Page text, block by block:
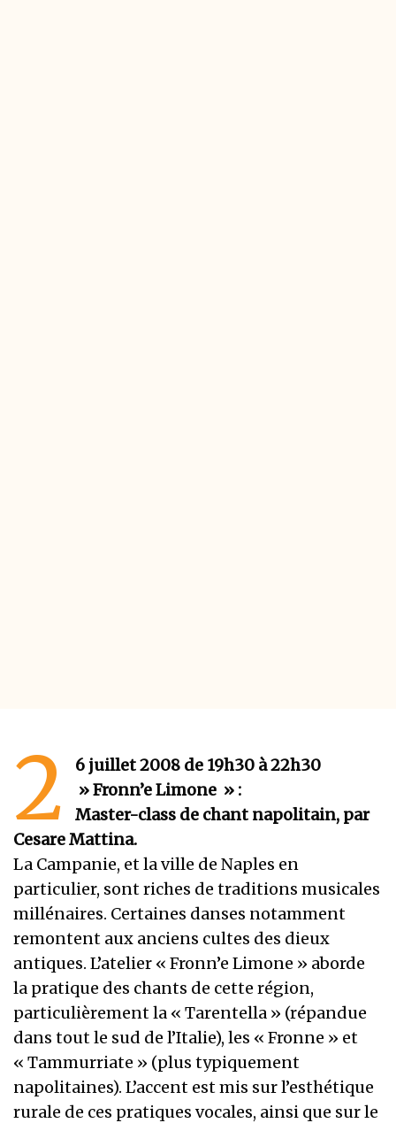
2
6 juillet 2008 de 19h30 à 22h30
» Fronn’e Limone » :
Master-class de chant napolitain, par
Cesare Mattina.
La Campanie, et la ville de Naples en
particulier, sont riches de traditions musicales
millénaires. Certaines danses notamment
remontent aux anciens cultes des dieux
antiques. L’atelier « Fronn’e Limone » aborde
la pratique des chants de cette région,
particulièrement la « Tarentella » (répandue
dans tout le sud de l’Italie), les « Fronne » et
« Tammurriate » (plus typiquement
napolitaines). L’accent est mis sur l’esthétique
rurale de ces pratiques vocales, ainsi que sur le